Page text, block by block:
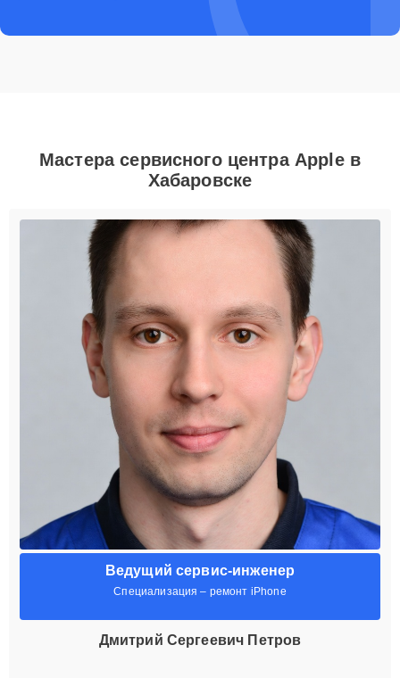
Мастера сервисного центра Apple в
Хабаровске
Ведущий сервис-инженер
Специализация – ремонт iPhone
Дмитрий Сергеевич Петров